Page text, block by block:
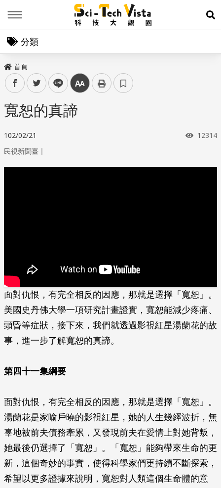
展
分類
首頁
facebooktwitter line 中
寬恕的真諦
102/02/21 瀏覽次
12314
民視新聞臺 ｜
面對仇恨，有完全相反的因應，那就是選擇「寬恕」。
美國史丹佛大學一項研究計畫證實，寬恕能減少疼痛、
頭昏等症狀，接下來，我們就透過影視紅星湯蘭花的故
事，進一步了解寬恕的真諦。
第四十一集綱要
面對仇恨，有完全相反的因應，那就是選擇「寬恕」。
湯蘭花是家喻戶曉的影視紅星，她的人生幾經波折，無
辜地被前夫債務牽累，又發現前夫在愛情上對她背叛，
她最後仍選擇了「寬恕」。「寬恕」能夠帶來生命的更
新，這個奇妙的事實，使得科學家們更持續不斷探索，
希望以更多證據來說明，寬恕對人類這個生命體的意